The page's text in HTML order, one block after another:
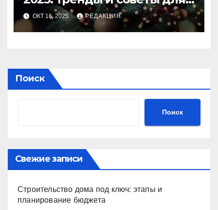
идеального праздника
ОКТ 16, 2025 РЕДАКЦИЯ
Поиск
Поиск
Свежие записи
Строительство дома под ключ: этапы и
планирование бюджета